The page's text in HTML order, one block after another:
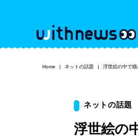
Home ネットの話題 浮世絵の中で
ネットの話題
浮世絵の